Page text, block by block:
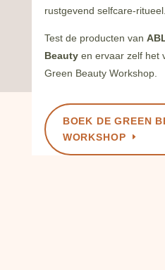
rustgevend selfcare-ritueel.
Test de producten van
Beautyen ervaar zelf het
Green Beauty Workshop.
BOEK DE GREEN
WORKSHOP